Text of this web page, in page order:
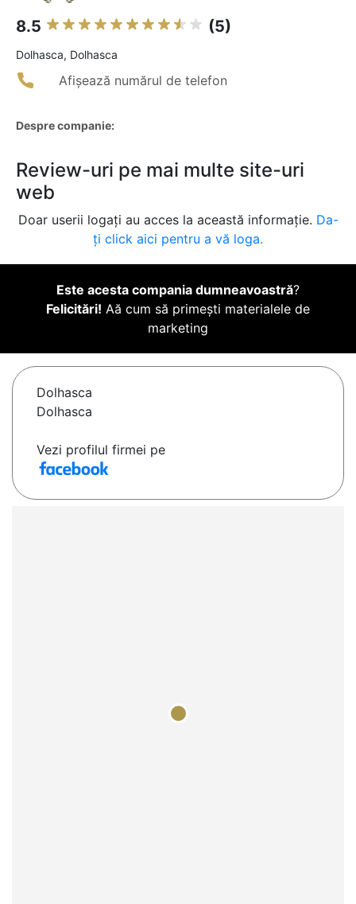
8.5 (5)
Dolhasca, Dolhasca
Afișează numărul de telefon
Despre companie:
Review-uri pe mai multe site-uri
web
Doar userii logați au acces la această informație. Da-
ți click aici pentru a vă loga.
Este acesta compania dumneavoastră?
Felicitări! Aă cum să primești materialele de
marketing
Dolhasca
Dolhasca
Vezi profilul firmei pe